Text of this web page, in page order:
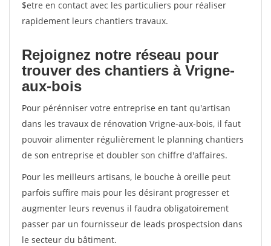
$etre en contact avec les particuliers pour réaliser
rapidement leurs chantiers travaux.
Rejoignez notre réseau pour
trouver des chantiers à Vrigne-
aux-bois
Pour pérénniser votre entreprise en tant qu'artisan
dans les travaux de rénovation Vrigne-aux-bois, il faut
pouvoir alimenter régulièrement le planning chantiers
de son entreprise et doubler son chiffre d'affaires.
Pour les meilleurs artisans, le bouche à oreille peut
parfois suffire mais pour les désirant progresser et
augmenter leurs revenus il faudra obligatoirement
passer par un fournisseur de leads prospectsion dans
le secteur du bâtiment.